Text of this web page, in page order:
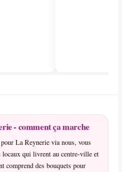
- comment ça marche
La Reynerie via nous, vous
locaux qui livrent au centre-ville et
comprend des bouquets pour